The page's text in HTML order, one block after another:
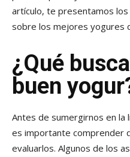
artículo, te presentamos
sobre los mejores yogures
¿Qué
buen
Antes de sumergirnos en
es importante comprender
evaluarlos. Algunos de los